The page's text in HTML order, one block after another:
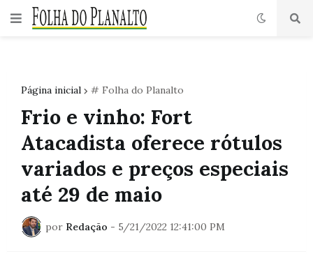
Página inicial # Folha do Planalto
Frio e vinho: Fort
Atacadista oferece rótulos
variados e preços especiais
até 29 de maio
por Redação - 5/21/2022 12:41:00 PM